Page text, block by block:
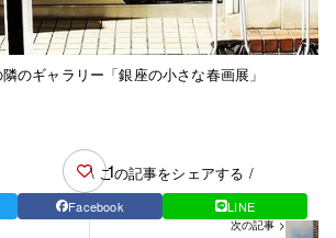
ギャラリー「銀座の小さな春画展」
1
\ この記事をシェアする /
Facebook LINE
次の記事 >